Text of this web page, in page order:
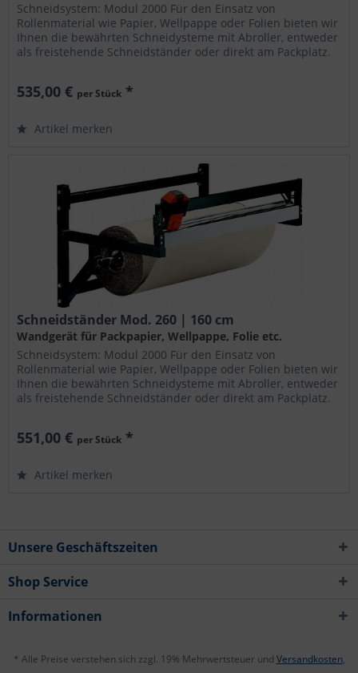
Schneidsystem: Modul 2000 Für den Einsatz von
Rollenmaterial wie Papier, Wellpappe oder Folien bieten wir
Ihnen die bewährten Schneidysteme mit Abroller, entweder
als freistehende Schneidständer oder direkt am Packplatz.
535,00 € per Stück *
Artikel merken
Schneidständer Mod. 260 | 160 cm
Wandgerät für Packpapier, Wellpappe, Folie etc.
Schneidsystem: Modul 2000 Für den Einsatz von
Rollenmaterial wie Papier, Wellpappe oder Folien bieten wir
Ihnen die bewährten Schneidysteme mit Abroller, entweder
als freistehende Schneidständer oder direkt am Packplatz.
551,00 € per Stück *
Artikel merken
Unsere Geschäftszeiten
Shop Service
Informationen
* Alle Preise verstehen sich zzgl. 19% Mehrwertsteuer und Versandkosten,